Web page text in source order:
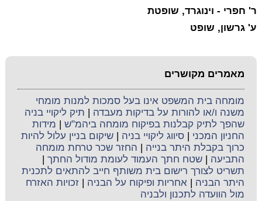
ר' חפרי - וינוגרד, שופטת
ע' גרשון, שופט
מאמרים מקושרים
מומחה בית המשפט אינו בעל סמכות למנות מומחי
משנה ו/או להורות על בדיקות מעבדה
תיק ליקויי בניה
שהפך לתיק קבלנות בפיקוח מומחה ביהמ"ש
מידות
החניון המכני |סיווג ליקויי בניה |שיקום בניין עלול להיות
כרוך בקבלת היתר בנייה
החזר שכר טרחת מומחה
התביעה |שטח חתך העמוד לעומת מודול החתך
תשריט לצורך רישום בית משותף חייב להתאים לתכנית
היתר הבניה |אחריות ופיקוח על הבניה |זכויות האזרח
מול הוועדה לתכנון ולבניה